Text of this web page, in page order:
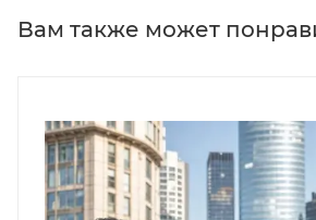
Вам также может